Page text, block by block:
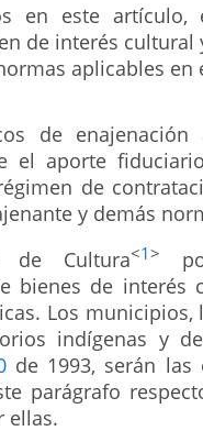
en este artículo,
de interés cultural
aplicables en
de enajenación
el aporte
de
y demás
de Cultura<1>
bienes de interés
Los municipios,
indígenas y
de 1993, serán las
parágrafo
ellas.